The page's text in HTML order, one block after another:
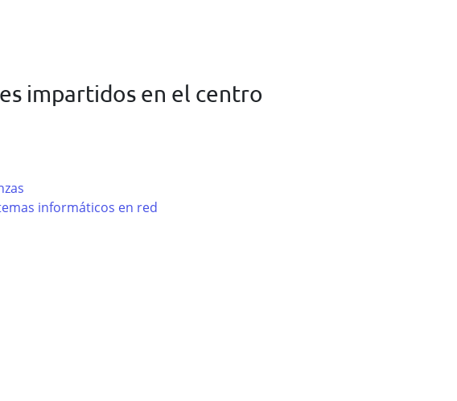
impartidos en el centro
informáticos en red